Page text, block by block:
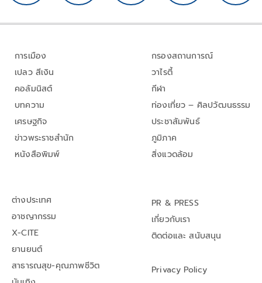
การเมือง
เปลว สีเงิน
คอลัมนิสต์
บทความ
เศรษฐกิจ
ข่าวพระราชสำนัก
หนังสือพิมพ์
กรองสถานการณ์
วาไรตี้
กีฬา
ท่องเที่ยว – ศิลปวัฒนธรรม
ประชาสัมพันธ์
ภูมิภาค
สิ่งแวดล้อม
ต่างประเทศ
อาชญากรรม
X-CITE
ยานยนต์
สาธารณสุข-คุณภาพชีวิต
PR & PRESS
เกี่ยวกับเรา
ติดต่อและ สนับสนุน
Privacy Policy